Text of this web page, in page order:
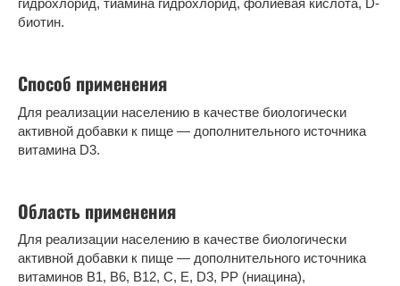
гидрохлорид, тиамина гидрохлорид, фолиевая кислота, D-
биотин.
Способ применения
Для реализации населению в качестве биологически
активной добавки к пище — дополнительного источника
витамина D3.
Область применения
Для реализации населению в качестве биологически
активной добавки к пище — дополнительного источника
витаминов В1, В6, В12, С, Е, D3, РР (ниацина),